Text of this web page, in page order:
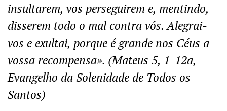
insultarem, vos perseguirem e, mentindo,
disserem todo o mal contra vós. Alegrai-
vos e exultai, porque é grande nos Céus a
vossa recompensa». (Mateus 5, 1-12a,
Evangelho da Solenidade de Todos os
Santos)